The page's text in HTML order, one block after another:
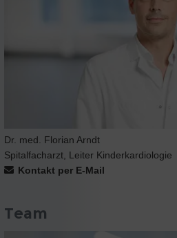
Dr. med. Florian Arndt
Spitalfacharzt, Leiter Kinderkardiologie
Kontakt per E-Mail
Team